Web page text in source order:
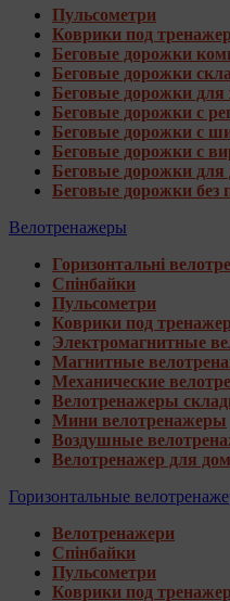
Пульсометри
Коврики под
Беговые дорожки
Беговые дорожки
Беговые дорожки для
Беговые дорожки с
Беговые дорожки с
Беговые дорожки с
Беговые дорожки для
Беговые дорожки без
Велотренажеры
Горизонтальні
Спінбайки
Пульсометри
Коврики под
Электромагнитные
Магнитные
Механические
Велотренажеры
Мини велотренажеры
Воздушные
Велотренажер для
Горизонтальные
Велотренажери
Спінбайки
Пульсометри
Коврики под